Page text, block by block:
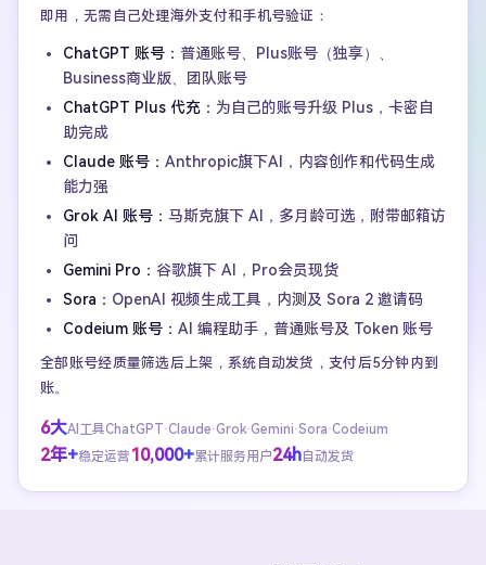
即用，无需自己处理海外支付和手机号验证：
ChatGPT 账号： 普通账号、Plus账号（独享）、
Business商业版、团队账号
ChatGPT Plus 代充： 为自己的账号升级 Plus，卡密自
助完成
Claude 账号： Anthropic旗下AI，内容创作和代码生成
能力强
Grok AI 账号： 马斯克旗下 AI，多月龄可选，附带邮箱访
问
Gemini Pro： 谷歌旗下 AI，Pro会员现货
Sora： OpenAI 视频生成工具，内测及 Sora 2 邀请码
Codeium 账号： AI 编程助手，普通账号及 Token 账号
全部账号经质量筛选后上架，系统自动发货，支付后5分钟内到
账。
6大AI工具ChatGPT·Claude·Grok·Gemini·Sora·Codeium
2年+稳定运营 10,000+累计服务用户24h 自动发货